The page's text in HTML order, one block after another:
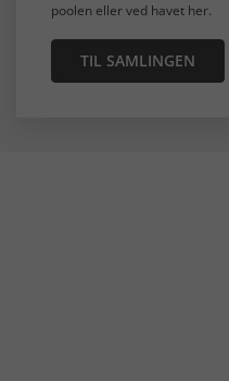
poolen eller ved havet her.
TIL SAMLINGEN